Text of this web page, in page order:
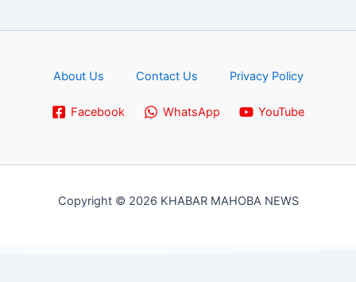
About Us Contact Us Privacy Policy
Facebook WhatsApp YouTube
Copyright © 2026 KHABAR MAHOBA NEWS